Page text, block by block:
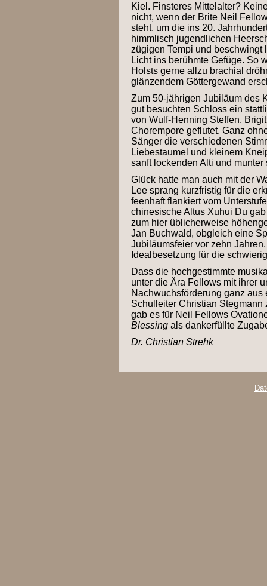
Kiel. Finsteres Mittelalter?
nicht, wenn der Brite Neil
steht, um die ins 20.
himmlisch jugendlichen
zügigen Tempi und beschwingt
Licht ins berühmte Gefüge. So
Holsts gerne allzu brachial
glänzendem Göttergewand
Zum 50-jährigen Jubiläum des
gut besuchten Schloss ein
von Wulf-Henning Steffen,
Chorempore geflutet. Ganz
Sänger die verschiedenen
Liebestaumel und kleinem
sanft lockenden Alti und
Glück hatte man auch mit der
Lee sprang kurzfristig für die
feenhaft flankiert vom
chinesische Altus Xuhui Du
zum hier üblicherweise
Jan Buchwald, obgleich eine
Jubiläumsfeier vor zehn
Idealbesetzung für die
Dass die hochgestimmte
unter die Ära Fellows mit ihrer
Nachwuchsförderung ganz aus
Schulleiter Christian Stegmann
gab es für Neil Fellows
Blessing als dankerfüllte
Dr. Christian Strehk